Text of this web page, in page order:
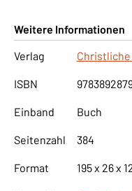
Weitere Informationen
Verlag
ISBN
Einband Buch
Seitenzahl 384
Format 195 x 26 x